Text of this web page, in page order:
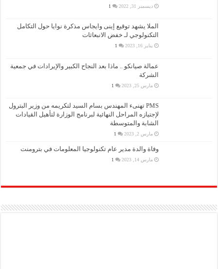
ديسمبر 31, 2022 1
الملا يشهد توقيع إينى وايجاس مذكرة نوايا حول التكامل
التكنولوجي لـ خفض الانبعاثات
يناير 16, 2023 1
عمالة صيانكو .. ماذا بعد النجاح الكبير والإيرادات في جمعية
الشركة
مارس 25, 2023 1
PMS تهنىء المهندس بسام السيد لتكريمه من وزير البترول
لإجتيازه المراحل النهائية لبرنامج الوزارة لتأهيل القيادات
الشابة والمتوسطة
مارس 2, 2023 1
وفاة والدة مدير عام تكنولوجيا المعلومات في بترومنت
مارس 14, 2023 1